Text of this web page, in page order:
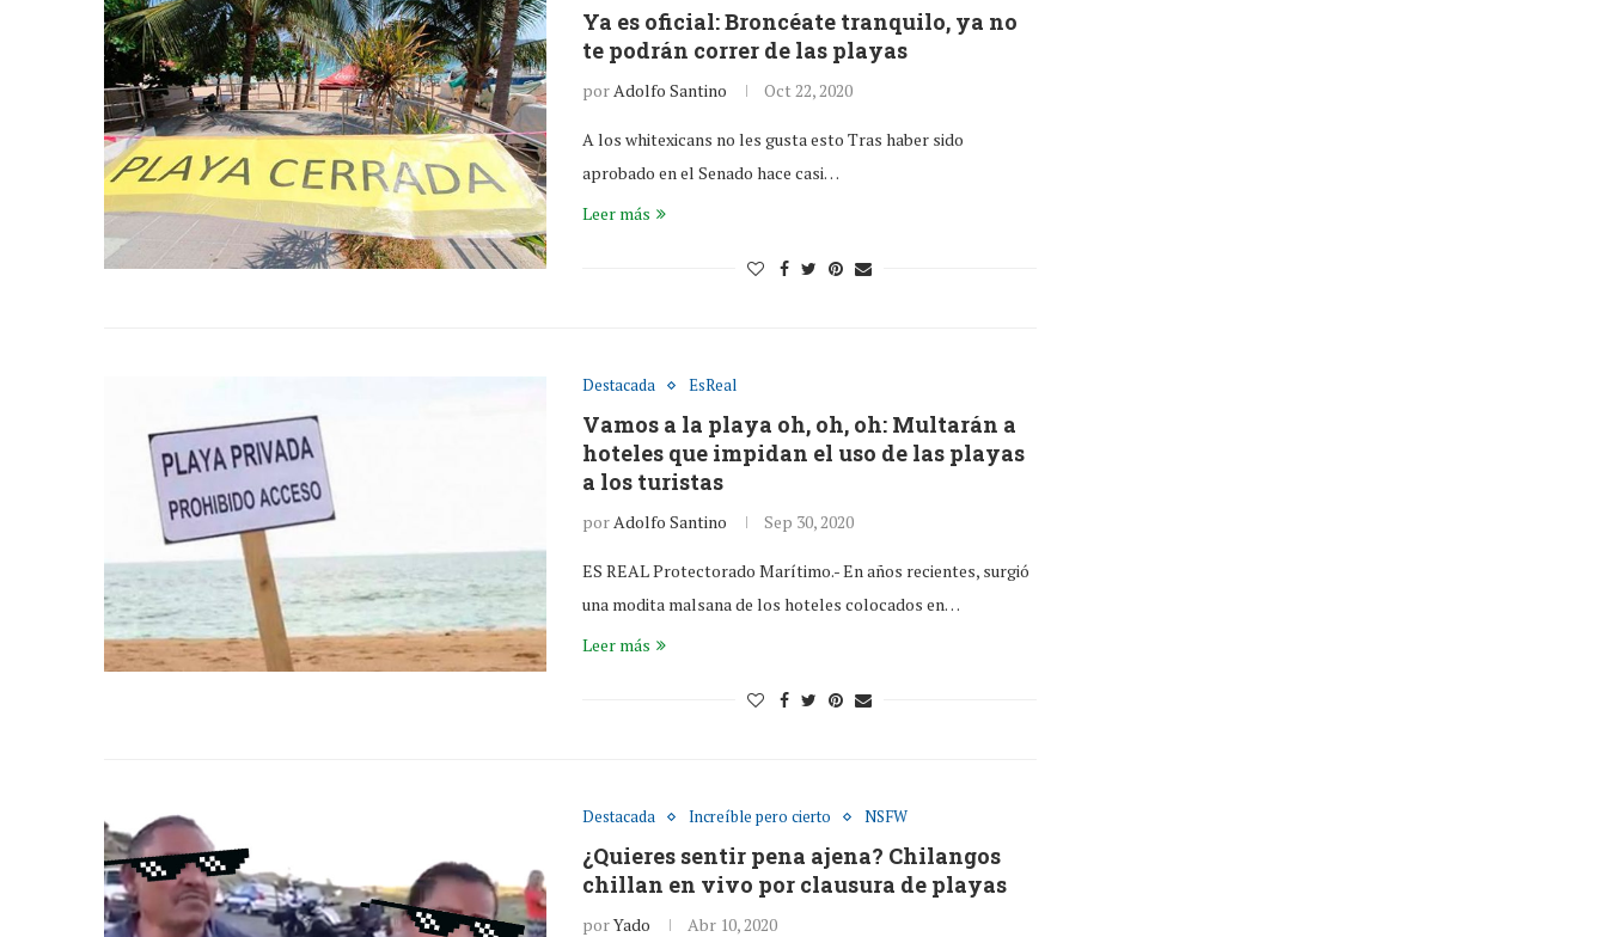
Ya es oficial: Broncéate tranquilo, ya no
te podrán correr de las playas
porAdolfo Santino Oct 22, 2020
A los whitexicans no les gusta esto Tras haber sido
aprobado en el Senado hace casi…
Leer más
Destacada EsReal
Vamos a la playa oh, oh, oh: Multarán a
hoteles que impidan el uso de las playas
a los turistas
porAdolfo Santino Sep 30, 2020
ES REAL Protectorado Marítimo.- En años recientes, surgió
una modita malsana de los hoteles colocados en…
Leer más
Destacada Increíble pero cierto NSFW
¿Quieres sentir pena ajena? Chilangos
chillan en vivo por clausura de playas
porYado Abr 10, 2020